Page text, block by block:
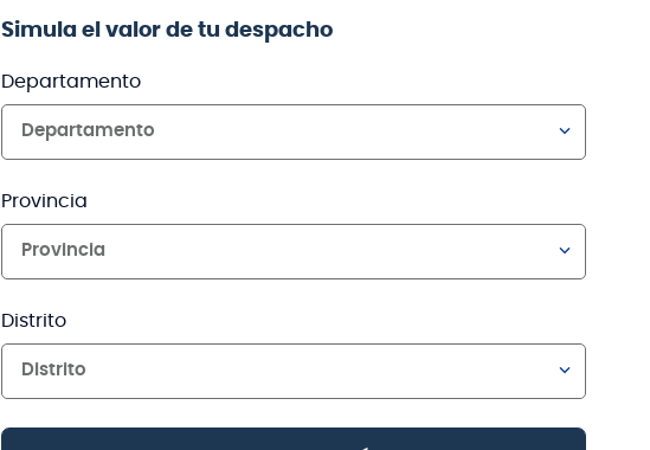
Simula el valor de tu despacho
Departamento
Departamento
Provincia
Provincia
Distrito
Distrito